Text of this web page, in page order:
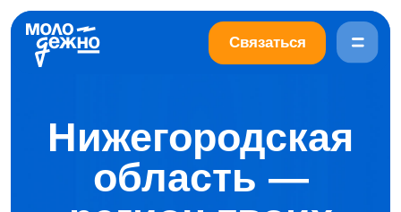
Связаться
Нижегородская
область —
регион твоих